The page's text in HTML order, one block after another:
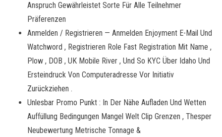
Anspruch Gewährleistet Sorte Für Alle Teilnehmer
Präferenzen
Anmelden / Registrieren — Anmelden Enjoyment E-Mail Und
Watchword , Registrieren Role Fast Registration Mit Name ,
Plow , DOB , UK Mobile River , Und So KYC Über Idaho Und
Ersteindruck Von Computeradresse Vor Initiativ
Zurückziehen .
Unlesbar Promo Punkt : In Der Nähe Aufladen Und Wetten
Auffüllung Bedingungen Mangel Welt Clip Grenzen , Thesper
Neubewertung Metrische Tonnage &